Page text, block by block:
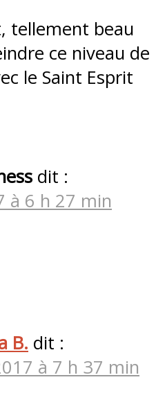
tellement beau
ce niveau de
le Saint Esprit
dit :
à 6 h 27 min
B. dit :
à 7 h 37 min